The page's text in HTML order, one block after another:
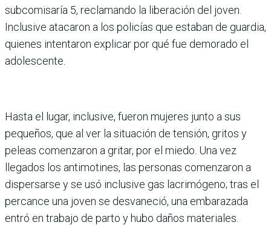
subcomisaría 5, reclamando la liberación del joven.
Inclusive atacaron a los policías que estaban de guardia,
quienes intentaron explicar por qué fue demorado el
adolescente.
Hasta el lugar, inclusive, fueron mujeres junto a sus
pequeños, que al ver la situación de tensión, gritos y
peleas comenzaron a gritar, por el miedo. Una vez
llegados los antimotines, las personas comenzaron a
dispersarse y se usó inclusive gas lacrimógeno; tras el
percance una joven se desvaneció, una embarazada
entró en trabajo de parto y hubo daños materiales.